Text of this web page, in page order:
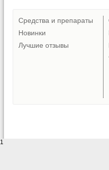
Средства и препараты
Новинки
Лучшие отзывы
1